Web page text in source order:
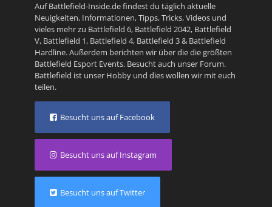
Auf Battlefield-Inside.de findest du täglich aktuelle
Neuigkeiten, Informationen, Tipps, Tricks, Videos und
vieles mehr zu Battlefield 6, Battlefield 2042, Battlefield
V, Battlefield 1, Battlefield 4, Battlefield 3& Battlefield
Hardline. Außerdem berichten wir über die die größten
Battlefield Esport Events. Besucht auch unser Forum.
Battlefield ist unser Hobby und dies wollen wir mit euch
teilen.
Besucht uns auf Facebook
Besucht uns auf Instagram
Besucht uns auf Twitter